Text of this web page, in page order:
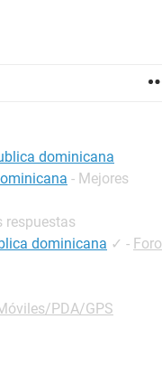
dominicana
- Mejores
respuestas
dominicana ✓ - Foro
PDA/GPS